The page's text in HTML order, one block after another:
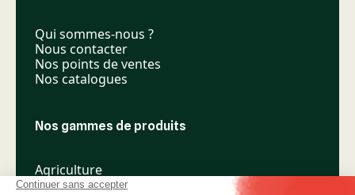
Qui sommes-nous ?
Nous contacter
Nos points de ventes
Nos catalogues
Nos gammes de produits
Agriculture
Élevage